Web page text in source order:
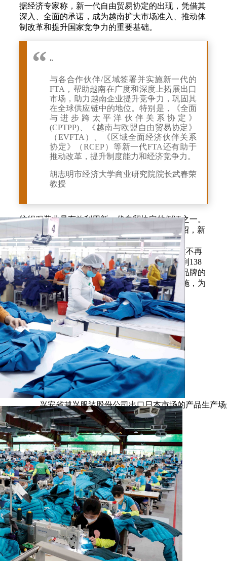
据经济专家称，新一代自由贸易协定的出现，凭借其
深入、全面的承诺，成为越南扩大市场准入、推动体
制改革和提升国家竞争力的重要基础。
“
与各合作伙伴/区域签署并实施新一代的
FTA，帮助越南在广度和深度上拓展出口
市场，助力越南企业提升竞争力，巩固其
在全球供应链中的地位。特别是，《全面
与进步跨太平洋伙伴关系协定》
(CPTPP)、《越南与欧盟自由贸易协定》
（EVFTA）、《区域全面经济伙伴关系
协定》（RCEP）等新一代FTA还有助于
推动改革，提升制度能力和经济竞争力。
胡志明市经济大学商业研究院院长武春荣
教授
纺织服装业是有效利用新一代自贸协定的例证之一。
据越南纺织服装协会（VITAS）主席武德江介绍，新
一代自贸协定（CPTPP、EVFTA、UKVFTA、
RCEP）持续扩大市场机遇，使越南纺织服装业不再
依赖少数几个市场，目前已扩展至全球，出口到138
个国家和地区。越南纺织服装企业已适应不同品牌的
采购方式，快速掌握技术、自动化等方面的措施，为
行业创造了动力，增强了竞争力和适应能力。
兴安省越兴服装股份公司出口日本市场的产品生产